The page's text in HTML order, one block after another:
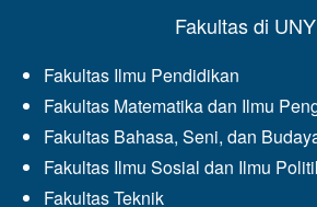
Fakultas di UNY
Fakultas Ilmu Pendidikan
Fakultas Matematika dan Ilmu
Fakultas Bahasa, Seni, dan
Fakultas Ilmu Sosial dan Ilmu
Fakultas Teknik